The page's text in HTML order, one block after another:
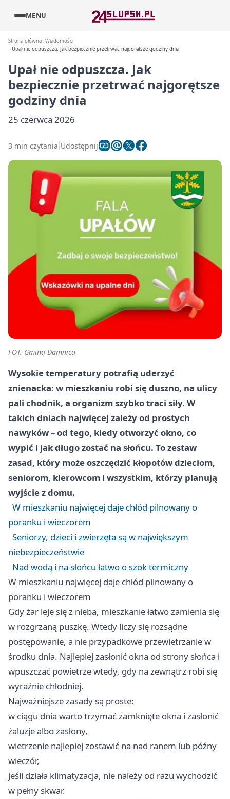
MENU
Strona główna Wiadomości
Upał nie odpuszcza. Jak bezpiecznie przetrwać najgorętsze godziny dnia
Upał nie odpuszcza. Jak
bezpiecznie przetrwać najgorętsze
godziny dnia
25 czerwca 2026
3 min czytania Udostępnij
FOT. Gmina Damnica
Wysokie temperatury potrafią uderzyć
znienacka: w mieszkaniu robi się duszno, na ulicy
pali chodnik, a organizm szybko traci siły. W
takich dniach najwięcej zależy od prostych
nawyków – od tego, kiedy otworzyć okno, co
wypić i jak długo zostać na słońcu. To zestaw
zasad, który może oszczędzić kłopotów dzieciom,
seniorom, kierowcom i wszystkim, którzy planują
wyjście z domu.
W mieszkaniu najwięcej daje chłód pilnowany o
poranku i wieczorem
Seniorzy, dzieci i zwierzęta są w największym
niebezpieczeństwie
Nad wodą i na słońcu łatwo o szok termiczny
W mieszkaniu najwięcej daje chłód pilnowany o
poranku i wieczorem
Gdy żar leje się z nieba, mieszkanie łatwo zamienia się
w rozgrzaną puszkę. Wtedy liczy się rozsądne
postępowanie, a nie przypadkowe przewietrzanie w
środku dnia. Najlepiej zasłonić okna od strony słońca i
wpuszczać powietrze wtedy, gdy na zewnątrz robi się
wyraźnie chłodniej.
Najważniejsze zasady są proste:
w ciągu dnia warto trzymać zamknięte okna i zasłonić
żaluzje albo zasłony,
wietrzenie najlepiej zostawić na nad ranem lub późny
wieczór,
jeśli działa klimatyzacja, nie należy od razu wychodzić
w pełny skwar.